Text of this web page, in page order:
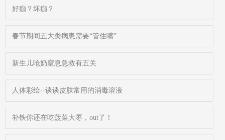
好痂？坏痂？
春节期间五大类病患需要“管住嘴”
新生儿呛奶窒息急救有五关
人体彩绘--谈谈皮肤常用的消毒溶液
补铁你还在吃菠菜大枣，out了！